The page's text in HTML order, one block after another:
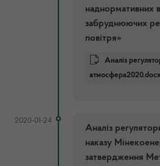
наднормативних
забруднюючих
повітря»
Аналіз
атмосфера2020.docx
2020-01-24
Аналіз
наказу
затвердження